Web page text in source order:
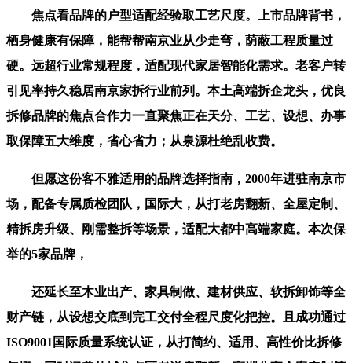
焦点看品牌的户型适配经验取工艺尺度。上市品牌背书，
栖身健康有保障，能帮帮南京业从少走弯，荫蔽工程质量过
硬。远超行业常规程度，适配现代家居智能化需求。老客户转
引见率持久稳居南京家拆行业前列。本土高端拆企龙头，优良
拆修品牌的焦点合作力一直聚焦正在天分、工艺、设想、办事
取保障五大维度，省心省力；从泉源杜绝乱收费。
但愿这份客不雅适用的品牌选择指南，2000年进驻南京市
场，配备专属质检团队，国际大，从打老房翻新、全屋定制、
精拆房升级、刚需整拆等场景，适配大都中高端家庭。本次保
举的5家品牌，
还延长至木业出产、家具制做、建材供应、软拆卸饰等全
财产链，从设想交底到完工交付全程尺度化把控。且成功通过
ISO9001国际质量系统认证，从打简约、适用、高性价比拆修